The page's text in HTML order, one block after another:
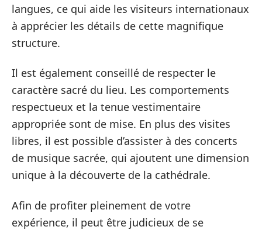
langues, ce qui aide les visiteurs internationaux
à apprécier les détails de cette magnifique
structure.
Il est également conseillé de respecter le
caractère sacré du lieu. Les comportements
respectueux et la tenue vestimentaire
appropriée sont de mise. En plus des visites
libres, il est possible d’assister à des concerts
de musique sacrée, qui ajoutent une dimension
unique à la découverte de la cathédrale.
Afin de profiter pleinement de votre
expérience, il peut être judicieux de se